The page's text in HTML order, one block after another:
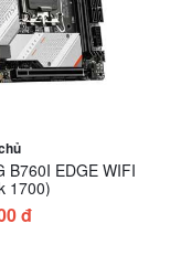
B760I EDGE WIFI
1700)
đ